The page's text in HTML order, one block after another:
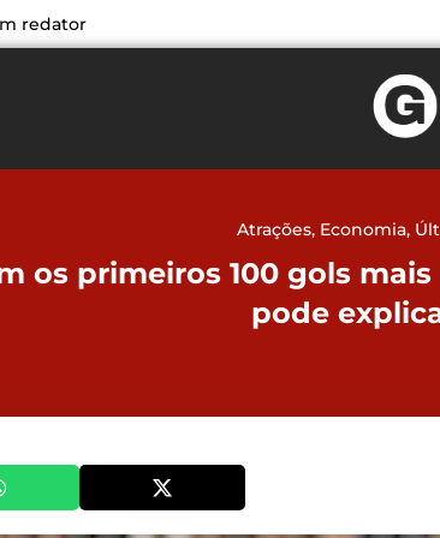
redator
Atrações, Economia,
os primeiros 100 gols
pode